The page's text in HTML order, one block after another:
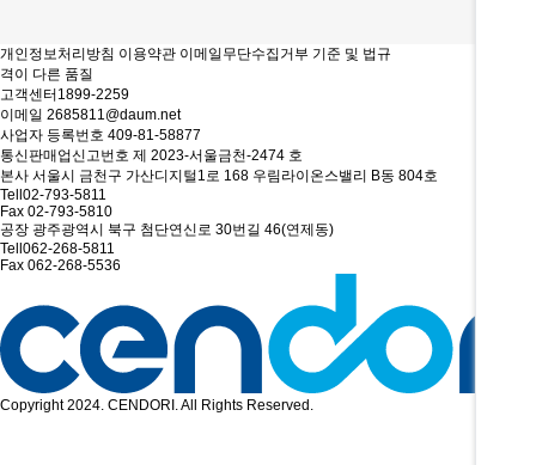
개인정보처리방침 이용약관 이메일무단수집거부 기준 및 법규
격이 다른 품질
고객센터 1899-2259
이메일 2685811@daum.net
사업자 등록번호 409-81-58877
통신판매업신고번호 제 2023-서울금천-2474 호
본사 서울시 금천구 가산디지털1로 168 우림라이온스밸리 B동 804호
Tell 02-793-5811
Fax 02-793-5810
공장 광주광역시 북구 첨단연신로 30번길 46(연제동)
Tell 062-268-5811
Fax 062-268-5536
Copyright 2024. CENDORI. All Rights Reserved.